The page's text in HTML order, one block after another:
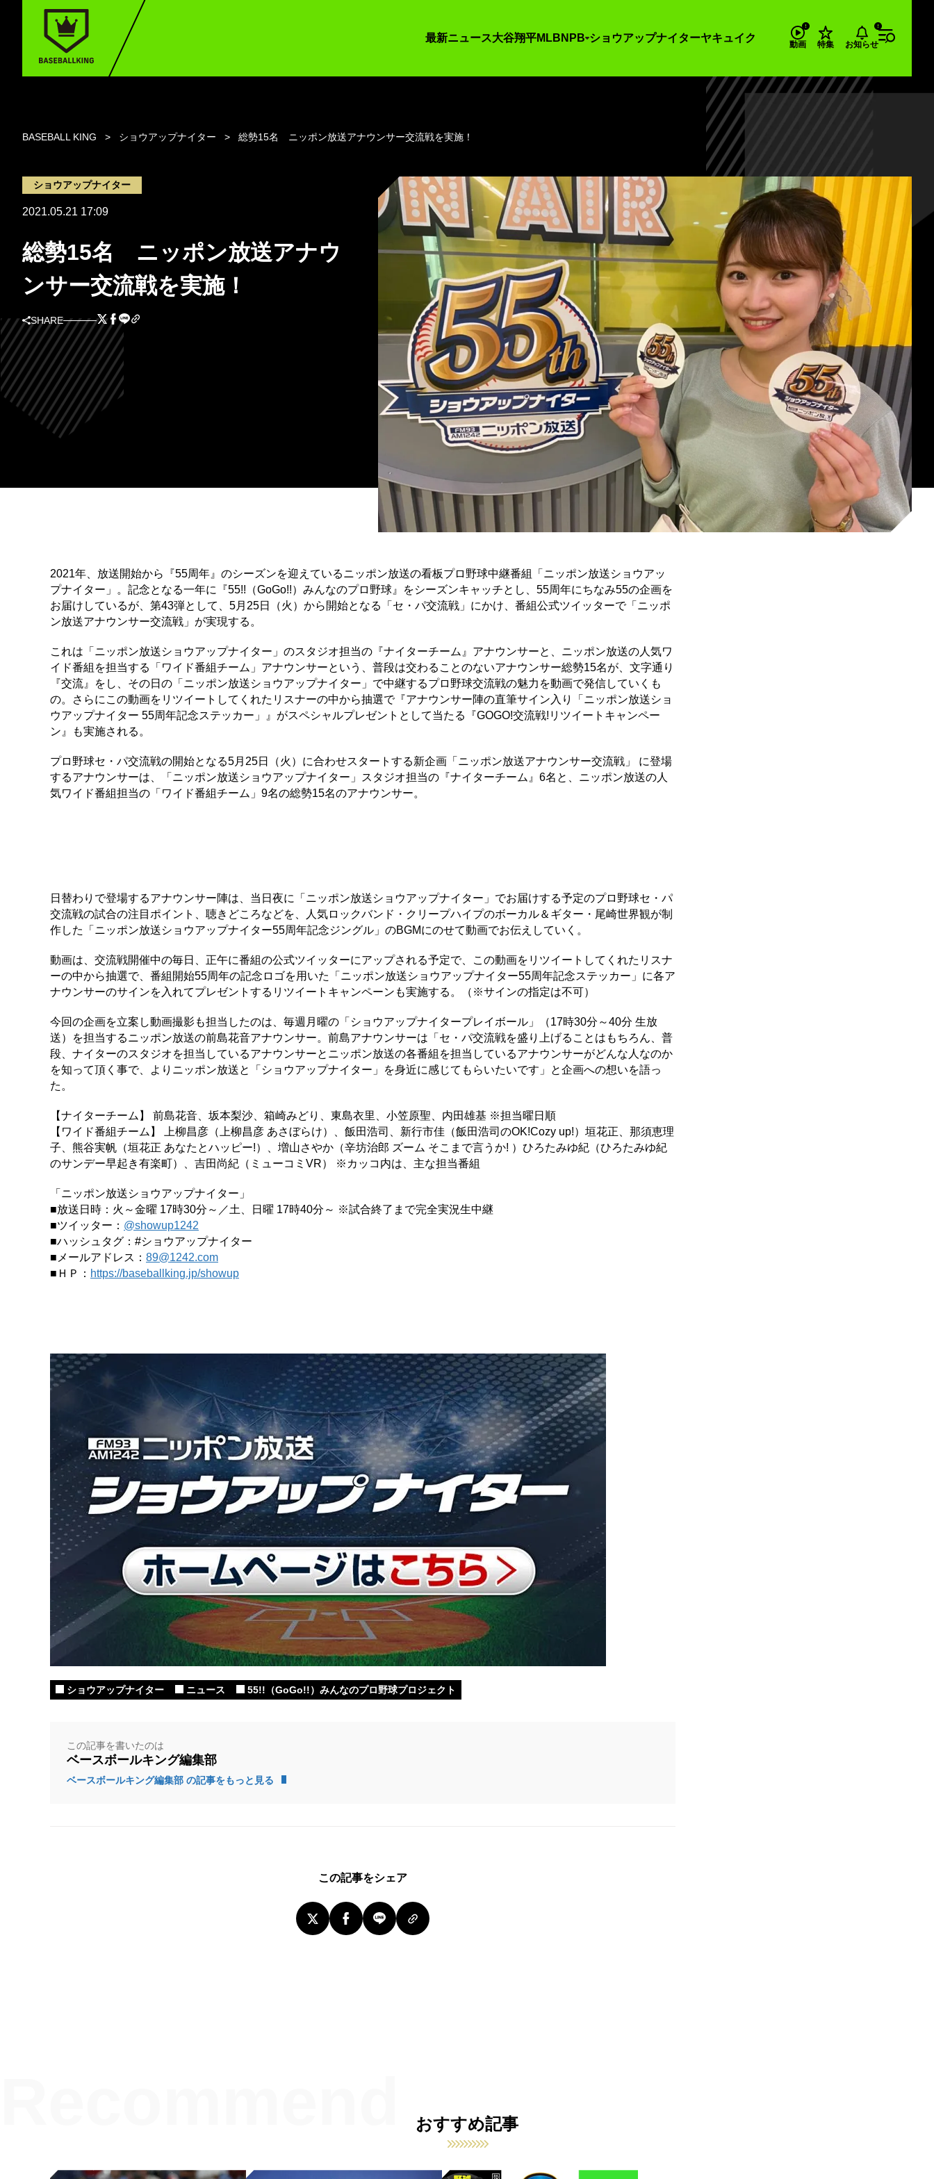
最新ニュース大谷翔平MLB NPB ショウアップナイターヤキュイク
動画 特集 お知らせ
BASEBALL KING ショウアップナイター 総勢15名 ニッポン放送アナウンサー交流戦を実施！
ショウアップナイター
2021.05.21 17:09
総勢15名 ニッポン放送アナウ
ンサー交流戦を実施！
SHARE
2021年、放送開始から『55周年』のシーズンを迎えているニッポン放送の看板プロ野球中継番組「ニッポン放送ショウアッ
プナイター」。記念となる一年に『55!!（GoGo!!）みんなのプロ野球』をシーズンキャッチとし、55周年にちなみ55の企画を
お届けしているが、第43弾として、5月25日（火）から開始となる「セ・パ交流戦」にかけ、番組公式ツイッターで「ニッポ
ン放送アナウンサー交流戦」が実現する。
これは「ニッポン放送ショウアップナイター」のスタジオ担当の『ナイターチーム』アナウンサーと、ニッポン放送の人気ワ
イド番組を担当する「ワイド番組チーム」アナウンサーという、普段は交わることのないアナウンサー総勢15名が、文字通り
『交流』をし、その日の「ニッポン放送ショウアップナイター」で中継するプロ野球交流戦の魅力を動画で発信していくも
の。さらにこの動画をリツイートしてくれたリスナーの中から抽選で『アナウンサー陣の直筆サイン入り「ニッポン放送ショ
ウアップナイター 55周年記念ステッカー」』がスペシャルプレゼントとして当たる『GOGO!交流戦!リツイートキャンペー
ン』も実施される。
プロ野球セ・パ交流戦の開始となる5月25日（火）に合わせスタートする新企画「ニッポン放送アナウンサー交流戦」 に登場
するアナウンサーは、「ニッポン放送ショウアップナイター」スタジオ担当の『ナイターチーム』6名と、ニッポン放送の人
気ワイド番組担当の「ワイド番組チーム」9名の総勢15名のアナウンサー。
日替わりで登場するアナウンサー陣は、当日夜に「ニッポン放送ショウアップナイター」でお届けする予定のプロ野球セ・パ
交流戦の試合の注目ポイント、聴きどころなどを、人気ロックバンド・クリープハイプのボーカル＆ギター・尾崎世界観が制
作した「ニッポン放送ショウアップナイター55周年記念ジングル」のBGMにのせて動画でお伝えしていく。
動画は、交流戦開催中の毎日、正午に番組の公式ツイッターにアップされる予定で、この動画をリツイートしてくれたリスナ
ーの中から抽選で、番組開始55周年の記念ロゴを用いた「ニッポン放送ショウアップナイター55周年記念ステッカー」に各ア
ナウンサーのサインを入れてプレゼントするリツイートキャンペーンも実施する。（※サインの指定は不可）
今回の企画を立案し動画撮影も担当したのは、毎週月曜の「ショウアップナイタープレイボール」（17時30分～40分 生放
送）を担当するニッポン放送の前島花音アナウンサー。前島アナウンサーは「セ・パ交流戦を盛り上げることはもちろん、普
段、ナイターのスタジオを担当しているアナウンサーとニッポン放送の各番組を担当しているアナウンサーがどんな人なのか
を知って頂く事で、よりニッポン放送と「ショウアップナイター」を身近に感じてもらいたいです」と企画への想いを語っ
た。
【ナイターチーム】 前島花音、坂本梨沙、箱崎みどり、東島衣里、小笠原聖、内田雄基 ※担当曜日順
【ワイド番組チーム】 上柳昌彦（上柳昌彦 あさぼらけ）、飯田浩司、新行市佳（飯田浩司のOK!Cozy up!）垣花正、那須恵理
子、熊谷実帆（垣花正 あなたとハッピー!）、増山さやか（辛坊治郎 ズーム そこまで言うか! ）ひろたみゆ紀（ひろたみゆ紀
のサンデー早起き有楽町）、吉田尚紀（ミューコミVR） ※カッコ内は、主な担当番組
「ニッポン放送ショウアップナイター」
■放送日時：火～金曜 17時30分～／土、日曜 17時40分～ ※試合終了まで完全実況生中継
■ツイッター： @showup1242
■ハッシュタグ：#ショウアップナイター
■メールアドレス： 89@1242.com
■ＨＰ： https://baseballking.jp/showup
ショウアップナイター ニュース 55!!（GoGo!!）みんなのプロ野球プロジェクト
この記事を書いたのは
ベースボールキング編集部
ベースボールキング編集部 の記事をもっと見る
この記事をシェア
おすすめ記事